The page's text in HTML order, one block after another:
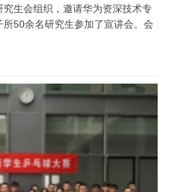
生会组织，邀请华为资深技术专
50余名研究生参加了宣讲会。会